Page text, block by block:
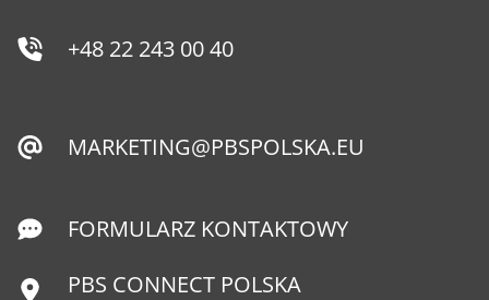
+48 22 243 00 40
MARKETING@PBSPOLSKA.EU
FORMULARZ KONTAKTOWY
PBS CONNECT POLSKA